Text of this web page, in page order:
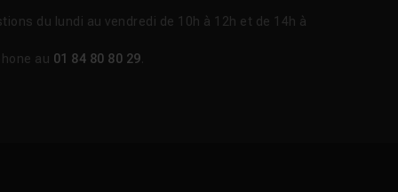
du lundi au vendredi de 10h à 12h et de 14h à
au 01 84 80 80 29.